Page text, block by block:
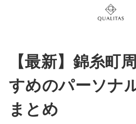
【最新】錦糸町
すめのパーソナ
まとめ